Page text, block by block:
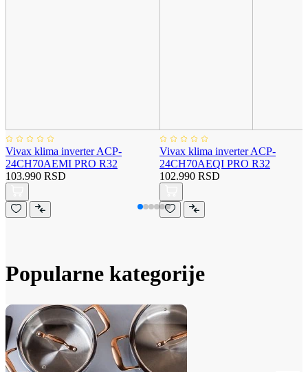
Vivax klima inverter ACP-
24CH70AEMI PRO R32
103.990 RSD
Vivax klima inverter ACP-
24CH70AEQI PRO R32
102.990 RSD
Popularne kategorije